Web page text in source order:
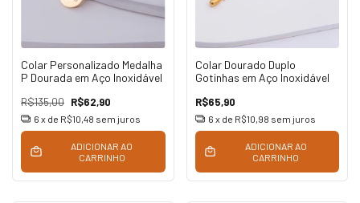
Colar Personalizado Medalha
P Dourada em Aço Inoxidável
R$135,00 R$62,90
6 x de R$10,48 sem juros
ADICIONAR AO
CARRINHO
Colar Dourado Duplo
Gotinhas em Aço Inoxidável
R$65,90
6 x de R$10,98 sem juros
ADICIONAR AO
CARRINHO